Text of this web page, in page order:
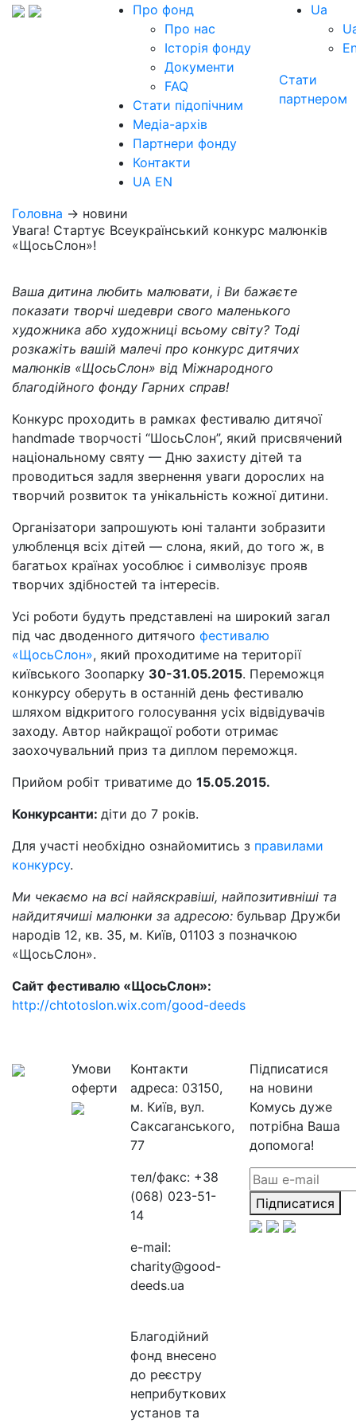
Про фонд
Про нас
Історія фонду
Документи
FAQ
Стати підопічним
Медіа-архів
Партнери фонду
Контакти
UA EN
Ua
Стати
партнером
Головна → новини
Увага! Стартує Всеукраїнський конкурс малюнків
«ЩосьСлон»!
Ваша дитина любить малювати, і Ви бажаєте
показати творчі шедеври свого маленького
художника або художниці всьому світу? Тоді
розкажіть вашій малечі про конкурс дитячих
малюнків «ЩосьСлон» від Міжнародного
благодійного фонду Гарних справ!
Конкурс проходить в рамках фестивалю дитячої
handmade творчості “ШосьСлон”, який присвячений
національному святу — Дню захисту дітей та
проводиться задля звернення уваги дорослих на
творчий розвиток та унікальність кожної дитини.
Організатори запрошують юні таланти зобразити
улюбленця всіх дітей — слона, який, до того ж, в
багатьох країнах уособлює і символізує прояв
творчих здібностей та інтересів.
Усі роботи будуть представлені на широкий загал
під час дводенного дитячого фестивалю
«ЩосьСлон», який проходитиме на території
київського Зоопарку 30-31.05.2015. Переможця
конкурсу оберуть в останній день фестивалю
шляхом відкритого голосування усіх відвідувачів
заходу. Автор найкращої роботи отримає
заохочувальний приз та диплом переможця.
Прийом робіт триватиме до 15.05.2015.
Конкурсанти: діти до 7 років.
Для участі необхідно ознайомитись з правилами
конкурсу.
Ми чекаємо на всі найяскравіші, найпозитивніші та
найдитячиші малюнки за адресою: бульвар Дружби
народів 12, кв. 35, м. Київ, 01103 з позначкою
«ЩосьСлон».
Сайт фестивалю «ЩосьСлон»:
http://chtotoslon.wix.com/good-deeds
Умови
оферти
Контакти
адреса: 03150,
м. Київ, вул.
Саксаганського,
77
тел/факс: +38
(068) 023-51-
14
e-mail:
charity@good-
deeds.ua
Благодійний
фонд внесено
до реєстру
неприбуткових
установ та
Підписатися
на новини
Комусь дуже
потрібна Ваша
допомога!
Підписатися